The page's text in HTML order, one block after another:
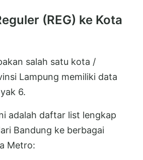
(REG) ke Kota
salah satu kota /
Lampung memiliki data
6.
adalah daftar list lengkap
Bandung ke berbagai
Metro: